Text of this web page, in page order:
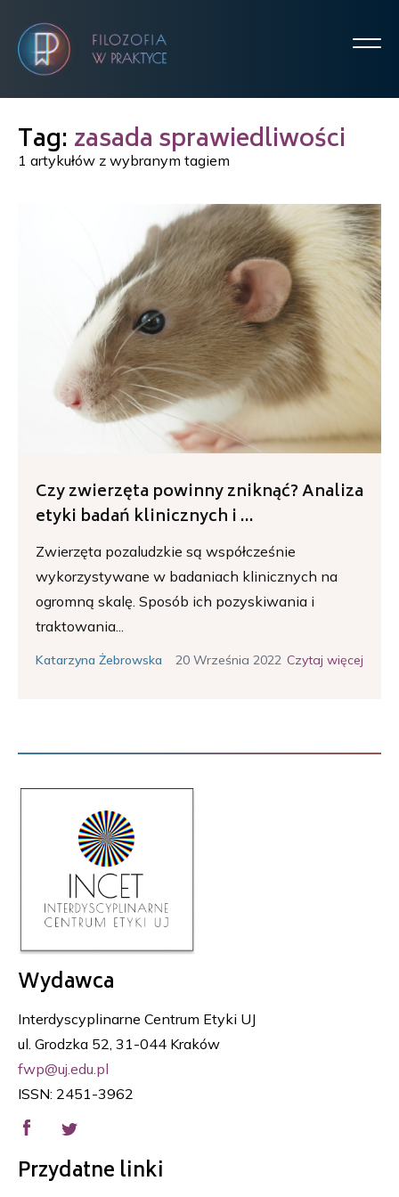
Tag:zasada sprawiedliwości
1 artykułów z wybranym tagiem
Czy zwierzęta powinny zniknąć? Analiza
etyki badań klinicznych i ...
Zwierzęta pozaludzkie są współcześnie
wykorzystywane w badaniach klinicznych na
ogromną skalę. Sposób ich pozyskiwania i
traktowania...
Katarzyna Żebrowska 20 Września 2022 Czytaj więcej
Wydawca
Interdyscyplinarne Centrum Etyki UJ
ul. Grodzka 52, 31-044 Kraków
fwp@uj.edu.pl
ISSN: 2451-3962
Przydatne linki